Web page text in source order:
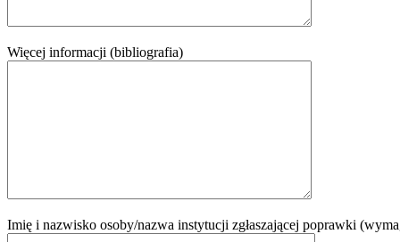
Więcej informacji (bibliografia)
Imię i nazwisko osoby/nazwa instytucji zgłaszającej poprawki